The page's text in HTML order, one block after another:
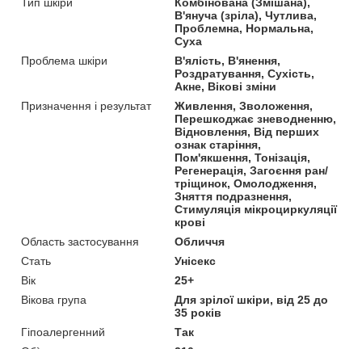
В'януча (зріла), Чутлива,
Проблемна, Нормальна,
Суха
Проблема шкіри
В'ялість, В'янення,
Роздратування, Сухість,
Акне, Вікові зміни
Призначення і результат
Живлення, Зволоження,
Перешкоджає зневодненню,
Відновлення, Від перших
ознак старіння,
Пом'якшення, Тонізація,
Регенерація, Загоєння ран/
тріщинок, Омолодження,
Зняття подразнення,
Стимуляція мікроциркуляції
крові
Область застосування
Обличчя
Стать
Унісекс
Вік
25+
Вікова група
Для зрілої шкіри, від 25 до
35 років
Гіпоалергенний
Так